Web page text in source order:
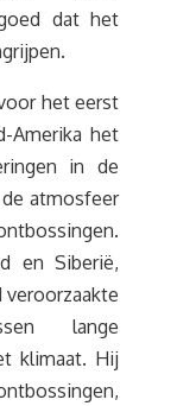
dat het
het eerst
Amerika het
in de
atmosfeer
en Siberië,
lange
klimaat. Hij